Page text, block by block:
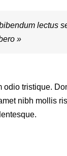
lectus
»
tristique.
nibh mollis